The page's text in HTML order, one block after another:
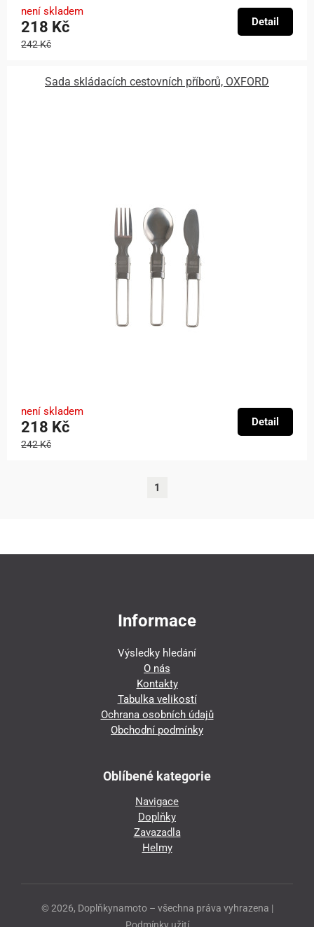
není skladem
218 Kč
242 Kč
Detail
Sada skládacích cestovních příborů, OXFORD
není skladem
218 Kč
242 Kč
Detail
1
Informace
Výsledky hledání
O nás
Kontakty
Tabulka velikostí
Ochrana osobních údajů
Obchodní podmínky
Oblíbené kategorie
Navigace
Doplňky
Zavazadla
Helmy
© 2026, Doplňkynamoto – všechna práva vyhrazena |